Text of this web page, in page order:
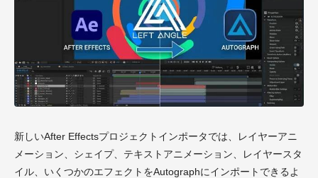
新しいAfter Effectsプロジェクトインポータでは、レイヤーアニ
メーション、シェイプ、テキストアニメーション、レイヤースタ
イル、いくつかのエフェクトをAutographにインポートできるよ